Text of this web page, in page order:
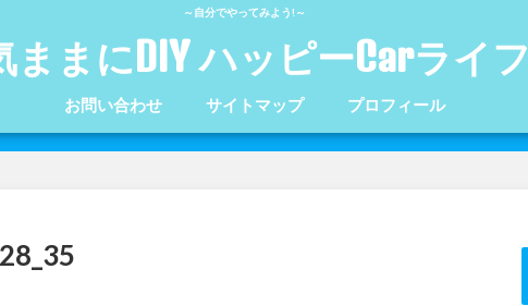
～自分でやってみよう!～
ままにDIY ハッピーCarライフ
お問い合わせ サイトマップ プロフィール